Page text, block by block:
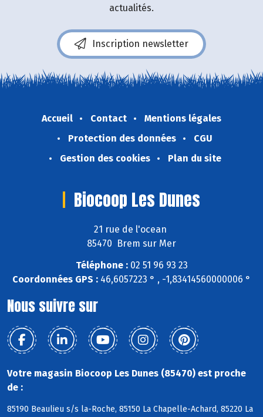
actualités.
Inscription newsletter
Accueil Contact
Mentions légales
Protection des données
CGU
Gestion des cookies
Plan du site
Biocoop Les Dunes
21 rue de l'ocean
85470 Brem sur Mer
Téléphone :02 51 96 93 23
Coordonnées GPS : 46,6057223 ° , -1,83414560000006 °
Nous suivre sur
Votre magasin Biocoop Les Dunes (85470) est proche
de :
85190 Beaulieu s/s la-Roche, 85150 La Chapelle-Achard, 85220 La